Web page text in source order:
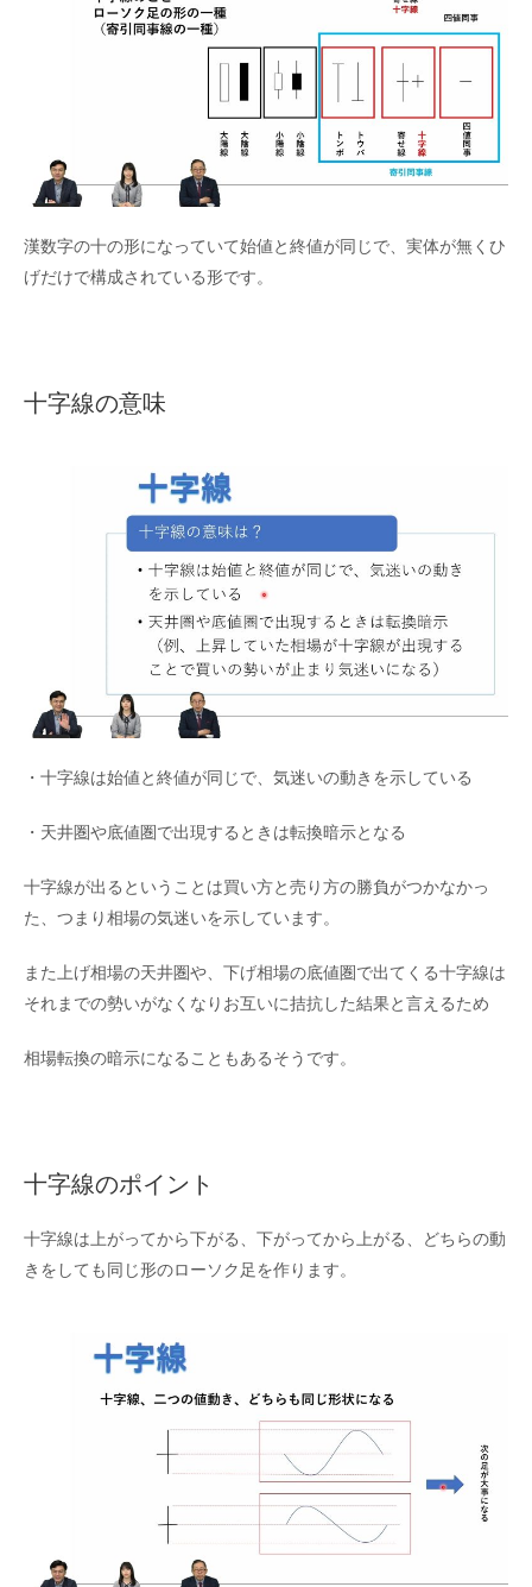
漢数字の十の形になっていて始値と終値が同じで、実体が無くひ
げだけで構成されている形です。
十字線の意味
・十字線は始値と終値が同じで、気迷いの動きを示している
・天井圏や底値圏で出現するときは転換暗示となる
十字線が出るということは買い方と売り方の勝負がつかなかっ
た、つまり相場の気迷いを示しています。
また上げ相場の天井圏や、下げ相場の底値圏で出てくる十字線は
それまでの勢いがなくなりお互いに拮抗した結果と言えるため
相場転換の暗示になることもあるそうです。
十字線のポイント
十字線は上がってから下がる、下がってから上がる、どちらの動
きをしても同じ形のローソク足を作ります。